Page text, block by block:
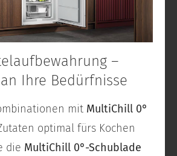
–
Ihre Bedürfnisse
mit MultiChill 0°
optimal fürs Kochen
die MultiChill 0°-Schublade